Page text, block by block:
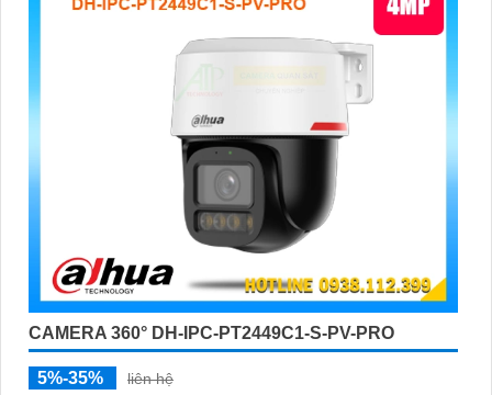
CAMERA 360° DH-IPC-PT2449C1-S-PV-PRO
5%-35%
liên hệ